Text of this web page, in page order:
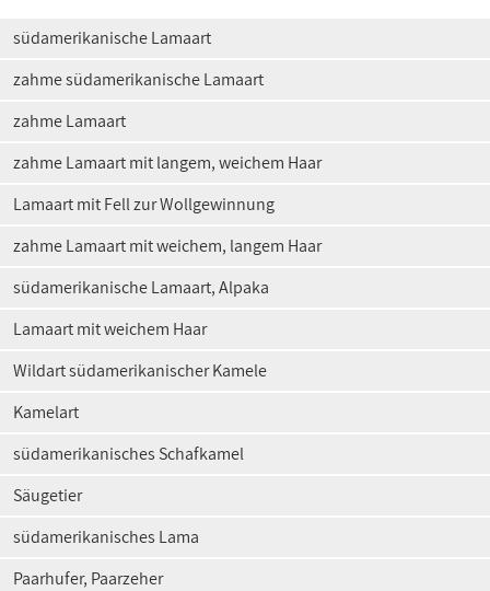
südamerikanische Lamaart
zahme südamerikanische Lamaart
zahme Lamaart
zahme Lamaart mit langem, weichem Haar
Lamaart mit Fell zur Wollgewinnung
zahme Lamaart mit weichem, langem Haar
südamerikanische Lamaart, Alpaka
Lamaart mit weichem Haar
Wildart südamerikanischer Kamele
Kamelart
südamerikanisches Schafkamel
Säugetier
südamerikanisches Lama
Paarhufer, Paarzeher